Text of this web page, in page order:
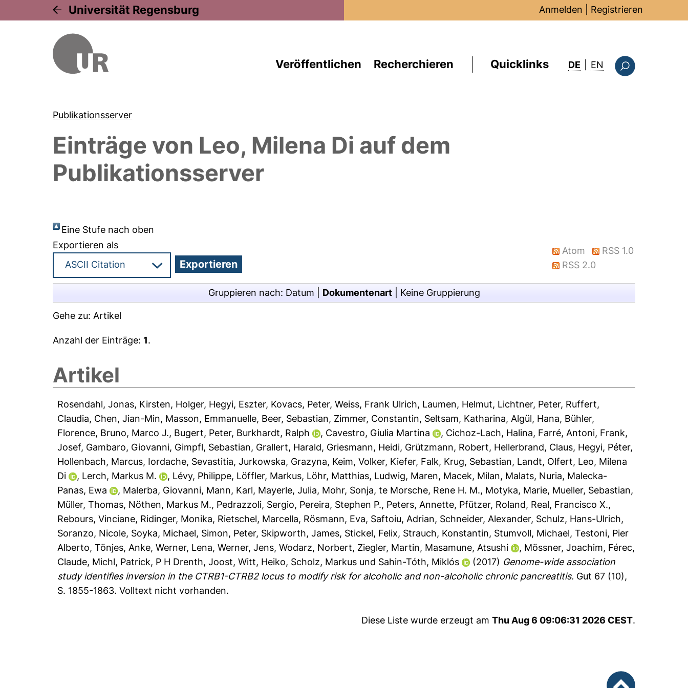
Universität Regensburg Anmelden Registrieren
Veröffentlichen Recherchieren Quicklinks DE EN : this page in
Publikationsserver
Einträge von Leo, Milena Di auf dem
Publikationsserver
Eine Stufe nach oben
Exportieren als
Atom
RSS 1.0
RSS 2.0
Gruppieren nach: Datum Dokumentenart| Keine Gruppierung
Gehe zu: Artikel
Anzahl der Einträge:1.
Artikel
Rosendahl, Jonas, Kirsten, Holger, Hegyi, Eszter, Kovacs, Peter,Weiss, Frank Ulrich, Laumen, Helmut, Lichtner, Peter, Ruffert,
Claudia, Chen, Jian-Min, Masson, Emmanuelle, Beer, Sebastian, Zimmer, Constantin, Seltsam, Katharina, Algül, Hana, Bühler,
Florence, Bruno, Marco J., Bugert, Peter, Burkhardt, Ralph , Cavestro, Giulia Martina , Cichoz-Lach, Halina, Farré, Antoni, Frank,
Josef, Gambaro, Giovanni, Gimpfl, Sebastian, Grallert, Harald, Griesmann, Heidi, Grützmann, Robert, Hellerbrand, Claus, Hegyi, Péter,
Hollenbach, Marcus, Iordache, Sevastitia,Jurkowska, Grazyna, Keim, Volker, Kiefer, Falk, Krug, Sebastian, Landt, Olfert, Leo, Milena
Di
, Lerch, Markus M. , Lévy, Philippe, Löffler, Markus, Löhr, Matthias, Ludwig, Maren, Macek, Milan, Malats, Nuria, Malecka-
Panas, Ewa
, Malerba, Giovanni, Mann, Karl, Mayerle, Julia, Mohr, Sonja,te Morsche, Rene H. M., Motyka, Marie, Mueller, Sebastian,
Müller, Thomas, Nöthen, Markus M., Pedrazzoli, Sergio, Pereira, Stephen P., Peters, Annette, Pfützer, Roland, Real, Francisco X.,
Rebours, Vinciane, Ridinger, Monika, Rietschel, Marcella, Rösmann, Eva, Saftoiu, Adrian, Schneider, Alexander, Schulz, Hans-Ulrich,
Soranzo, Nicole, Soyka, Michael, Simon, Peter, Skipworth, James, Stickel, Felix, Strauch, Konstantin, Stumvoll, Michael,Testoni, Pier
Alberto,Tönjes, Anke,Werner, Lena,Werner, Jens,Wodarz, Norbert, Ziegler, Martin, Masamune, Atsushi , Mössner, Joachim, Férec,
Claude, Michl, Patrick, P H Drenth, Joost,Witt, Heiko, Scholz, Markus und Sahin-Tóth, Miklós (2017) Genome-wide association
study identifies inversion in the CTRB1-CTRB2 locus to modify risk for alcoholic and non-alcoholic chronic pancreatitis. Gut 67 (10),
S. 1855-1863.Volltext nicht vorhanden.
Diese Liste wurde erzeugt am Thu Aug 6 09:06:31 2026 CEST.